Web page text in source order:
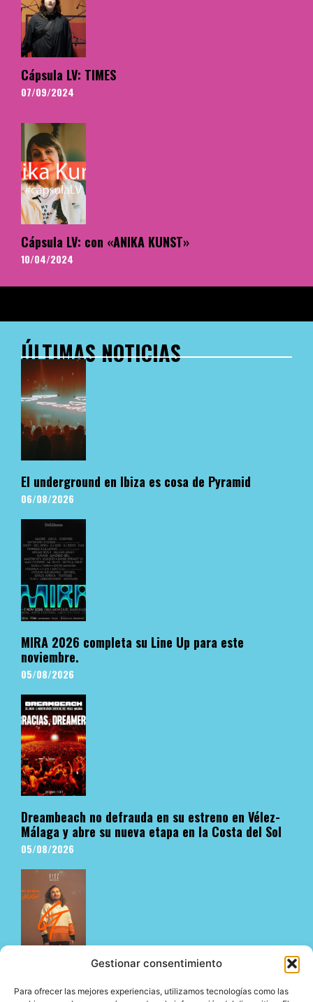
Gestionar consentimiento
Para ofrecer las mejores experiencias, utilizamos tecnologías como las
Cápsula LV: TIMES
07/09/2024
Cápsula LV: con «ANIKA KUNST»
10/04/2024
ÚLTIMAS NOTICIAS
El underground en Ibiza es cosa de Pyramid
06/08/2026
MIRA 2026 completa su Line Up para este
noviembre.
05/08/2026
Dreambeach no defrauda en su estreno en Vélez-
Málaga y abre su nueva etapa en la Costa del Sol
05/08/2026
Fitz Mallorca presenta un agosto de primer nivel